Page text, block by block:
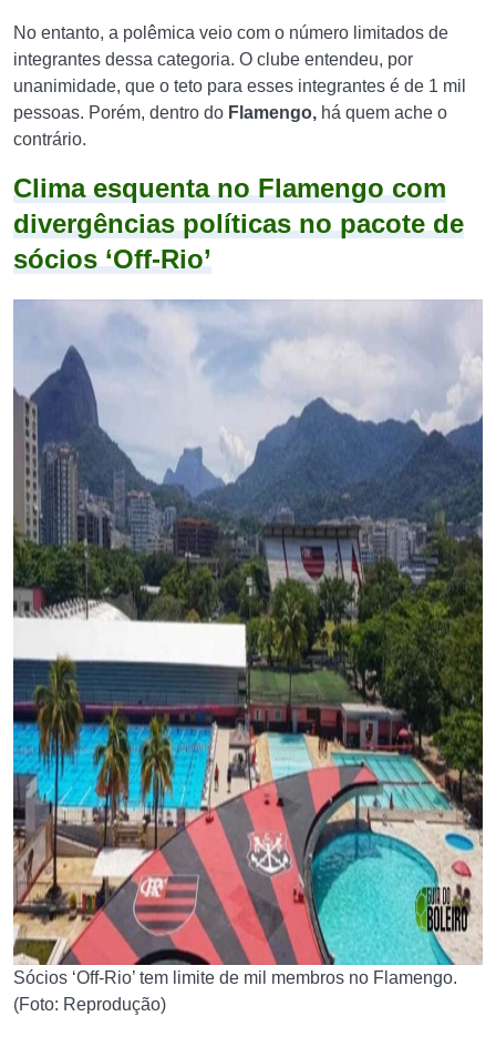
No entanto, a polêmica veio com o número limitados de
integrantes dessa categoria. O clube entendeu, por
unanimidade, que o teto para esses integrantes é de 1 mil
pessoas. Porém, dentro do Flamengo, há quem ache o
contrário.
Clima esquenta no Flamengo com
divergências políticas no pacote de
sócios ‘Off-Rio’
Sócios ‘Off-Rio’ tem limite de mil membros no Flamengo.
(Foto: Reprodução)